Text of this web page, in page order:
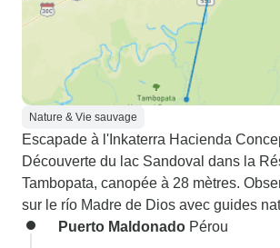
Nature & Vie sauvage
Escapade à l'Inkaterra Hacienda
Découverte du lac Sandoval dans la
Tambopata, canopée à 28 mètres.
sur le río Madre de Dios avec guides
Puerto Maldonado Pérou